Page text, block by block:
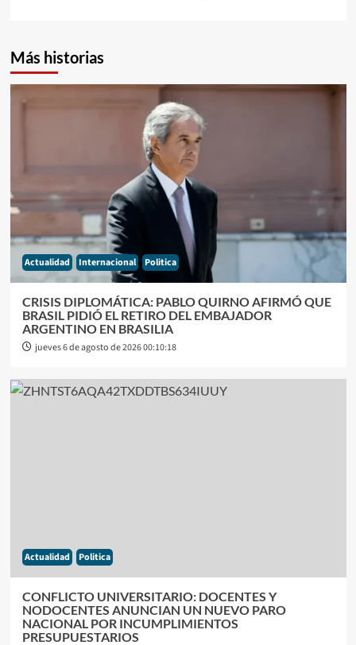
Más historias
Actualidad Internacional Politica
CRISIS DIPLOMÁTICA: PABLO QUIRNO AFIRMÓ QUE
BRASIL PIDIÓ EL RETIRO DEL EMBAJADOR
ARGENTINO EN BRASILIA
jueves 6 de agosto de 2026 00:10:18
Actualidad Politica
CONFLICTO UNIVERSITARIO: DOCENTES Y
NODOCENTES ANUNCIAN UN NUEVO PARO
NACIONAL POR INCUMPLIMIENTOS
PRESUPUESTARIOS